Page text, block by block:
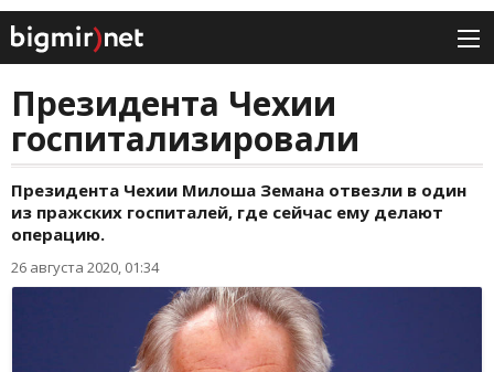
Президента Чехии
госпитализировали
Президента Чехии Милоша Земана отвезли в один
из пражских госпиталей, где сейчас ему делают
операцию.
26 августа 2020, 01:34